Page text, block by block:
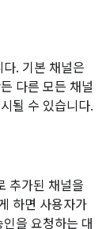
. 기본 채널은
다른 모든 채널
될 수 있습니다.
추가된 채널을
하면 사용자가
을 요청하는 대